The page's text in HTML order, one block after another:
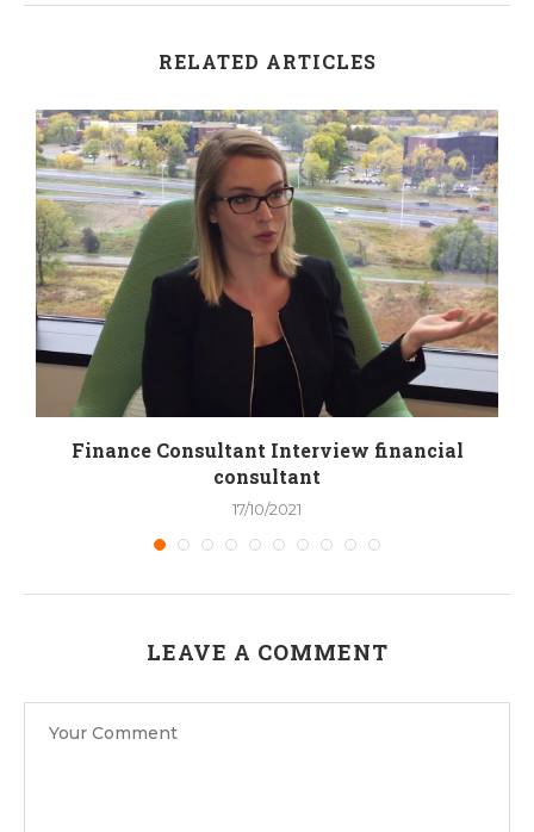
RELATED ARTICLES
Finance Consultant Interview financial
consultant
17/10/2021
LEAVE A COMMENT